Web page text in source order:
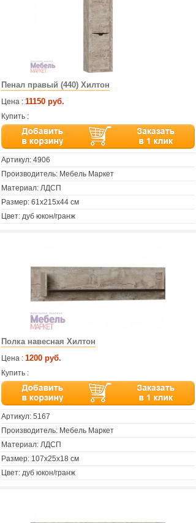
Пенал правый (440) Хилтон
Цена : 11150 руб.
Купить :
Артикул: 4906
Производитель: Мебель Маркет
Материал: ЛДСП
Размер: 61х215х44 см
Цвет: дуб юкон/гранж
Полка навесная Хилтон
Цена : 1200 руб.
Купить :
Артикул: 5167
Производитель: Мебель Маркет
Материал: ЛДСП
Размер: 107х25х18 см
Цвет: дуб юкон/гранж